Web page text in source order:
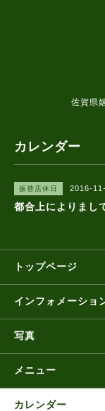
佐賀県
カレンダー
振替店休日 2016-
都合上によりまし
トップページ
インフォメーショ
写真
メニュー
カレンダー